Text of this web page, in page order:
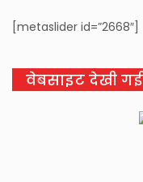
[metaslider id=”2668″]
वेबसाइट देखी गई